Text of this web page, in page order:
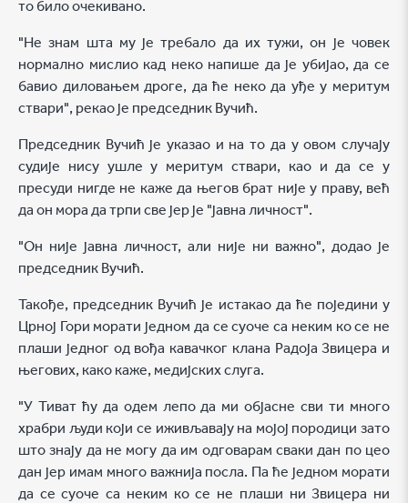
то било очекивано.
"Не знам шта му је требало да их тужи, он је човек
нормално мислио кад неко напише да је убијао, да се
бавио диловањем дроге, да ће неко да уђе у меритум
ствари", рекао је председник Вучић.
Председник Вучић је указао и на то да у овом случају
судије нису ушле у меритум ствари, као и да се у
пресуди нигде не каже да његов брат није у праву, већ
да он мора да трпи све јер је "јавна личност".
"Он није јавна личност, али није ни важно", додао је
председник Вучић.
Такође, председник Вучић је истакао да ће поједини у
Црној Гори морати једном да се суоче са неким ко се не
плаши једног од вођа кавачког клана Радоја Звицера и
његових, како каже, медијских слуга.
"У Тиват ћу да одем лепо да ми објасне сви ти много
храбри људи који се иживљавају на мојој породици зато
што знају да не могу да им одговарам сваки дан по цео
дан јер имам много важнија посла. Па ће једном морати
да се суоче са неким ко се не плаши ни Звицера ни